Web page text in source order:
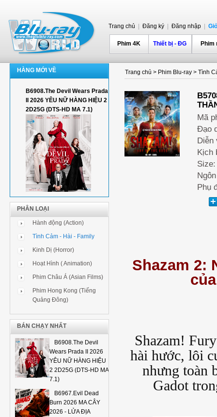
Trang chủ Đăng ký Đăng nhập
Phim 4K Thiết bị - ĐG Phim
HÀNG MỚI VỀ
B6908.The Devil Wears Prada
II 2026 YÊU NỮ HÀNG HIỆU 2
2D25G (DTS-HD MA 7.1)
PHÂN LOẠI
Hành động (Action)
Tình Cảm - Hài - Family
Kinh Dị (Horror)
Hoạt Hình ( Animation)
Phim Châu Á (Asian Films)
Phim Hong Kong (Tiếng
Quảng Đông)
BÁN CHẠY NHẤT
B6908.The Devil
Wears Prada II 2026
YÊU NỮ HÀNG HIỆU
2 2D25G (DTS-HD MA
7.1)
B6967.Evil Dead
Burn 2026 MA CÂY
2026 - LỬA ĐỊA
Trang chủ > Phim Blu-ray > Tình
Mã
Đạo
Diễn
Kịch
Phụ
Shazam 2:
Shazam!
hài hước, lôi
nhưng toàn
Gadot